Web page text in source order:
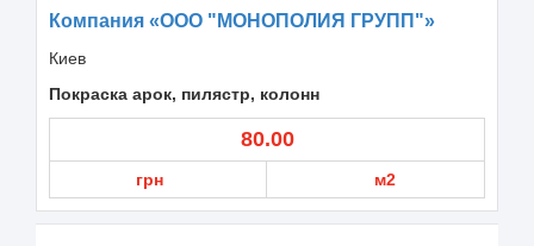
Компания «ООО "МОНОПОЛИЯ ГРУПП"»
Киев
Покраска арок, пилястр, колонн
80.00
грн м2